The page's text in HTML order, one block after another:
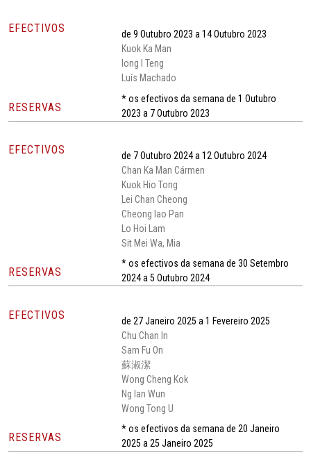
EFECTIVOS
de 9 Outubro 2023 a 14 Outubro 2023
Kuok Ka Man
Iong I Teng
Luís Machado
RESERVAS
* os efectivos da semana de 1 Outubro
2023 a 7 Outubro 2023
EFECTIVOS
de 7 Outubro 2024 a 12 Outubro 2024
Chan Ka Man Cármen
Kuok Hio Tong
Lei Chan Cheong
Cheong Iao Pan
Lo Hoi Lam
Sit Mei Wa, Mia
RESERVAS
* os efectivos da semana de 30 Setembro
2024 a 5 Outubro 2024
EFECTIVOS
de 27 Janeiro 2025 a 1 Fevereiro 2025
Chu Chan In
Sam Fu On
蘇淑潔
Wong Cheng Kok
Ng Ian Wun
Wong Tong U
RESERVAS
* os efectivos da semana de 20 Janeiro
2025 a 25 Janeiro 2025